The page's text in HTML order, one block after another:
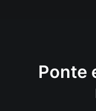
Ponte